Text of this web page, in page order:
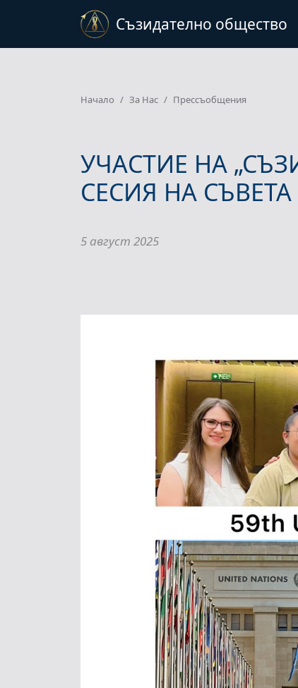
Съзидателно общество
Начало За Нас Прессъобщения
УЧАСТИЕ НА
СЕСИЯ НА
5 август 2025